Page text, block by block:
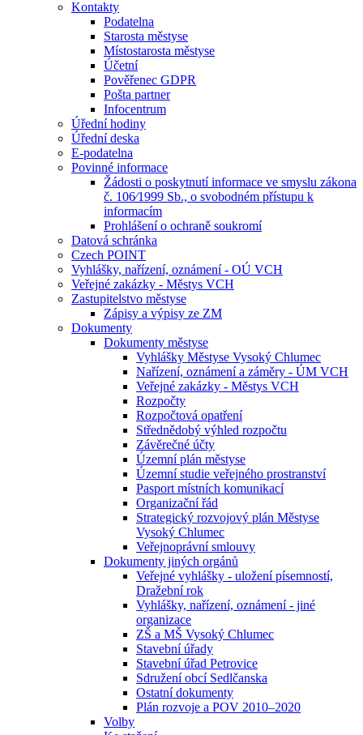
Kontakty
Podatelna
Starosta městyse
Místostarosta městyse
Účetní
Pověřenec GDPR
Pošta partner
Infocentrum
Úřední hodiny
Úřední deska
E-podatelna
Povinné informace
Žádosti o poskytnutí informace ve smyslu zákona
č. 106⁄1999 Sb., o svobodném přístupu k
informacím
Prohlášení o ochraně soukromí
Datová schránka
Czech POINT
Vyhlášky, nařízení, oznámení - OÚ VCH
Veřejné zakázky - Městys VCH
Zastupitelstvo městyse
Zápisy a výpisy ze ZM
Dokumenty
Dokumenty městyse
Vyhlášky Městyse Vysoký Chlumec
Nařízení, oznámení a záměry - ÚM VCH
Veřejné zakázky - Městys VCH
Rozpočty
Rozpočtová opatření
Střednědobý výhled rozpočtu
Závěrečné účty
Územní plán městyse
Územní studie veřejného prostranství
Pasport místních komunikací
Organizační řád
Strategický rozvojový plán Městyse
Vysoký Chlumec
Veřejnoprávní smlouvy
Dokumenty jiných orgánů
Veřejné vyhlášky - uložení písemností,
Dražební rok
Vyhlášky, nařízení, oznámení - jiné
organizace
ZŠ a MŠ Vysoký Chlumec
Stavební úřady
Stavební úřad Petrovice
Sdružení obcí Sedlčanska
Ostatní dokumenty
Plán rozvoje a POV 2010–2020
Volby